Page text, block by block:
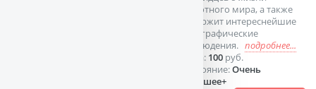
животного мира, а также
содержит интереснейшие
этнографические
наблюдения. подробнее...
Цена: 100руб.
Состояние:Очень
хорошее+